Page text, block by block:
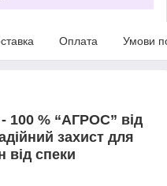
Оплата Умови
100 % “AГРОС” від
захист для
від спеки